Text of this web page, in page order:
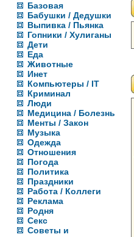
Базовая
Бабушки / Дедушки
Выпивка / Пьянка
Гопники / Хулиганы
Дети
Еда
Животные
Инет
Компьютеры / IT
Криминал
Люди
Медицина / Болезнь
Менты / Закон
Музыка
Одежда
Отношения
Погода
Политика
Праздники
Работа / Коллеги
Реклама
Родня
Секс
Советы и